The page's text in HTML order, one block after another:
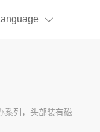
系列，头部装有磁